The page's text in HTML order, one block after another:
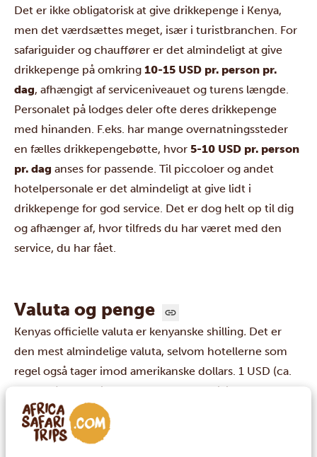
Det er ikke obligatorisk at give drikkepenge i Kenya,
men det værdsættes meget, især i turistbranchen. For
safariguider og chauffører er det almindeligt at give
drikkepenge på omkring 10-15 USD pr. person pr.
dag, afhængigt af serviceniveauet og turens længde.
Personalet på lodges deler ofte deres drikkepenge
med hinanden. F.eks. har mange overnatningssteder
en fælles drikkepengebøtte, hvor 5-10 USD pr. person
pr. dag anses for passende. Til piccoloer og andet
hotelpersonale er det almindeligt at give lidt i
drikkepenge for god service. Det er dog helt op til dig
og afhænger af, hvor tilfreds du har været med den
service, du har fået.
Valuta og penge
Kenyas officielle valuta er kenyanske shilling. Det er
den mest almindelige valuta, selvom hotellerne som
regel også tager imod amerikanske dollars. 1 USD (ca.
6,5 DKK) svarer til ca. 110 kenyanske shilling. De fleste
steder kan man også betale med kreditkort. Vi
anbefaler dog, at du altid har lidt kenyanske shilling